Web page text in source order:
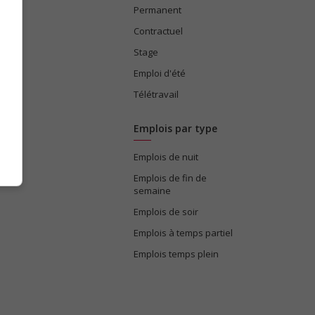
Permanent
Contractuel
Stage
Emploi d'été
Télétravail
Emplois par type
Emplois de nuit
Emplois de fin de
semaine
Emplois de soir
Emplois à temps partiel
Emplois temps plein